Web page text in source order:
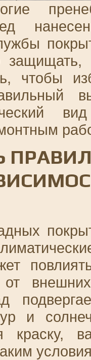
защищать,
чтобы
от
и
краску,